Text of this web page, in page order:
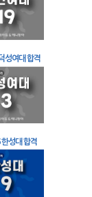
성여대 합격
성대 합격